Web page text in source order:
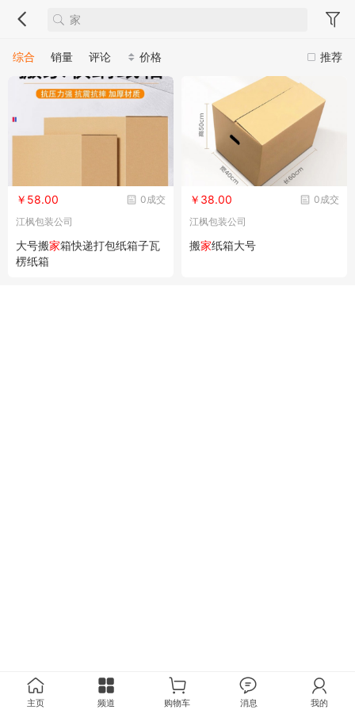
推荐
综合 销量 评论 价格
0成交
￥58.00
江枫包装公司
大号搬家箱快递打包纸箱子瓦
楞纸箱
0成交
￥38.00
江枫包装公司
搬家纸箱大号
主页 频道 购物车 消息 我的